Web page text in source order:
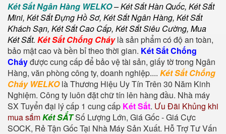
Két Sắt Ngân Hàng WELKO–Két Sắt Hàn Quốc, Két Sắt
Mini, Két Sắt Đựng Hồ Sơ, Két Sắt Ngân Hàng, Két Sắt
Khách Sạn, Két Sắt Cao Cấp, Két Sắt Siêu Cường, Mua
Két Sắt. Két Sắt Chống Cháylà sản phẩm có độ an toàn,
bảo mật cao và bền bỉ theo thời gian. Két Sắt Chống
Cháyđược cung cấp để bảo vệ tài sản, giấy tờ trong Ngân
Hàng, văn phòng công ty, doanh nghiệp.... Két Sắt Chống
Cháy WELKOlà Thương Hiệu Uy Tín Trên 30 Năm Kinh
Nghiệm. Công ty luôn đặt chữ tín lên hàng đầu. Nhà máy
SX Tuyển đại lý cấp 1 cung cấp Két Sắt. Ưu Đãi Khủng khi
mua sắmKét SẮTSố Lượng Lớn, Giá Gốc - Giá Cực
SOCK, Rẻ Tận Gốc Tại Nhà Máy Sản Xuất. Hỗ Trợ Tư Vấn